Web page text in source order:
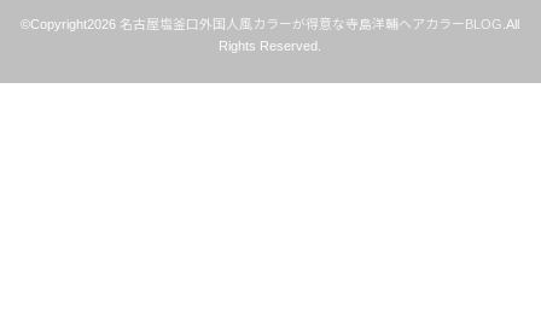
©Copyright2026 名古屋塩釜口外国人風カラーが得意な寺島洋輔ヘアカラーBLOG .All
Rights Reserved.